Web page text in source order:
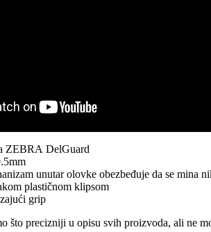
ZEBRA DelGuard
unutar olovke obezbeđuje da se mina
plastičnom klipsom
grip
što precizniji u opisu svih proizvoda, ali ne